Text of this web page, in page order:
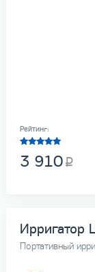
Рейтинг:
3 910
Ирригатор
Портативный